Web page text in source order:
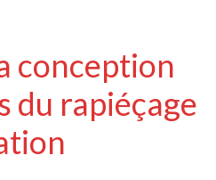
conception
du rapiéçage